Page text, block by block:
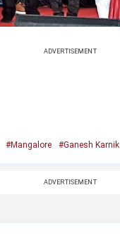
ADVERTISEMENT
#Mangalore #Ganesh Karnik
ADVERTISEMENT